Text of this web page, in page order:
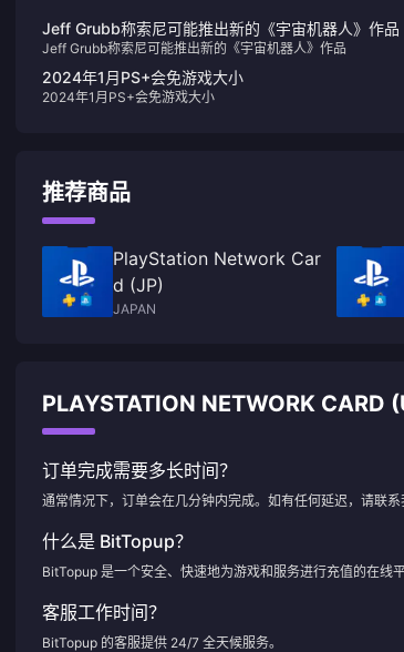
Jeff Grubb称索尼可能推出新的《宇宙机器人》作品
Jeff Grubb称索尼可能推出新的《宇宙机器人》作品
2024年1月PS+会免游戏大小
2024年1月PS+会免游戏大小
推荐商品
PlayStation Network Car
d (JP)
JAPAN
PLAYSTATION NETWORK CARD
订单完成需要多长时间？
通常情况下，订单会在几分钟内完成。如有任何延迟，请联系
什么是 BitTopup？
BitTopup 是一个安全、快速地为游戏和服务进行充值的在线平
客服工作时间？
BitTopup 的客服提供 24/7 全天候服务。